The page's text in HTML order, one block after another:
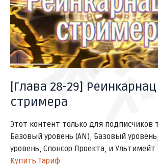
ズ
ド
[Глава 28-29]
стримера
Этот контент только для подписчиков
Базовый уровень (AN), Базовый
уровень, Спонсор Проекта, и Ультимейт
Купить Тариф